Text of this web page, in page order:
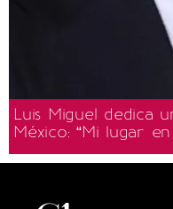
Luis Miguel dedica
México: “Mi lugar